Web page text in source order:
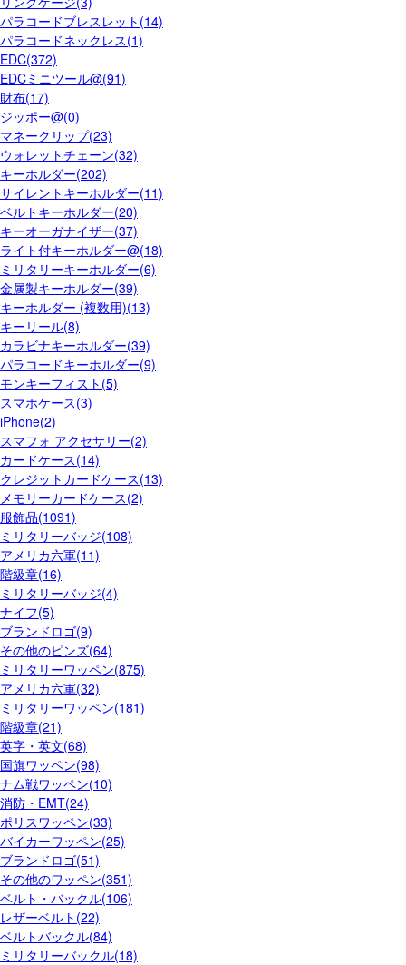
パラコードブレスレット(14)
パラコードネックレス(1)
EDC(372)
EDCミニツール@(91)
財布(17)
ジッポー@(0)
マネークリップ(23)
ウォレットチェーン(32)
キーホルダー(202)
サイレントキーホルダー(11)
ベルトキーホルダー(20)
キーオーガナイザー(37)
ライト付キーホルダー@(18)
ミリタリーキーホルダー(6)
金属製キーホルダー(39)
キーホルダー (複数用)(13)
キーリール(8)
カラビナキーホルダー(39)
パラコードキーホルダー(9)
モンキーフィスト(5)
スマホケース(3)
iPhone(2)
スマフォ アクセサリー(2)
カードケース(14)
クレジットカードケース(13)
メモリーカードケース(2)
服飾品(1091)
ミリタリーバッジ(108)
アメリカ六軍(11)
階級章(16)
ミリタリーバッジ(4)
ナイフ(5)
ブランドロゴ(9)
その他のピンズ(64)
ミリタリーワッペン(875)
アメリカ六軍(32)
ミリタリーワッペン(181)
階級章(21)
英字・英文(68)
国旗ワッペン(98)
ナム戦ワッペン(10)
消防・EMT(24)
ポリスワッペン(33)
バイカーワッペン(25)
ブランドロゴ(51)
その他のワッペン(351)
ベルト・バックル(106)
レザーベルト(22)
ベルトバックル(84)
ミリタリーバックル(18)